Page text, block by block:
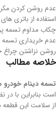
عدم روشن کردن
استفاده از باتری های بالا 65 میلی آمپر
چکاب مداوم تسمه
عدم خریداری تسمه
روشن نزاشتن چراغ
خلاصه مطالب
تسمه دینام خودرو
است بنابراین با
از سلامت این